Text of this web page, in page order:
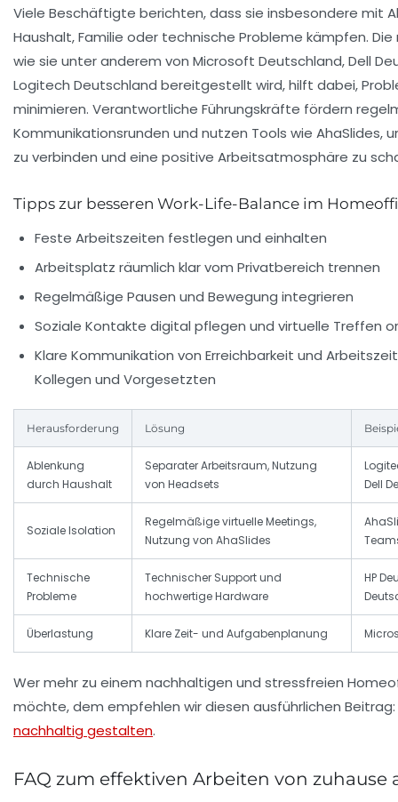
Viele Beschäftigte berichten, dass sie insbesondere mit
Haushalt, Familie oder technische Probleme kämpfen. Die
wie sie unter anderem von Microsoft Deutschland, Dell
Logitech Deutschland bereitgestellt wird, hilft dabei,
minimieren. Verantwortliche Führungskräfte fördern
Kommunikationsrunden und nutzen Tools wie AhaSlides,
zu verbinden und eine positive Arbeitsatmosphäre zu
Tipps zur besseren Work-Life-Balance im
Feste Arbeitszeiten festlegen und einhalten
Arbeitsplatz räumlich klar vom Privatbereich trennen
Regelmäßige Pausen und Bewegung integrieren
Soziale Kontakte digital pflegen und virtuelle Treffen
Klare Kommunikation von Erreichbarkeit und
Kollegen und Vorgesetzten
Herausforderung Lösung
Ablenkung
durch Haushalt
Separater Arbeitsraum, Nutzung
von Headsets
Dell
Soziale Isolation
Regelmäßige virtuelle Meetings,
Nutzung von AhaSlides
Technische
Probleme
Technischer Support und
hochwertige Hardware
HP
Überlastung Klare Zeit- und Aufgabenplanung
Wer mehr zu einem nachhaltigen und stressfreien
möchte, dem empfehlen wir diesen ausführlichen Beitrag:
nachhaltig gestalten.
FAQ zum effektiven Arbeiten von zuhause